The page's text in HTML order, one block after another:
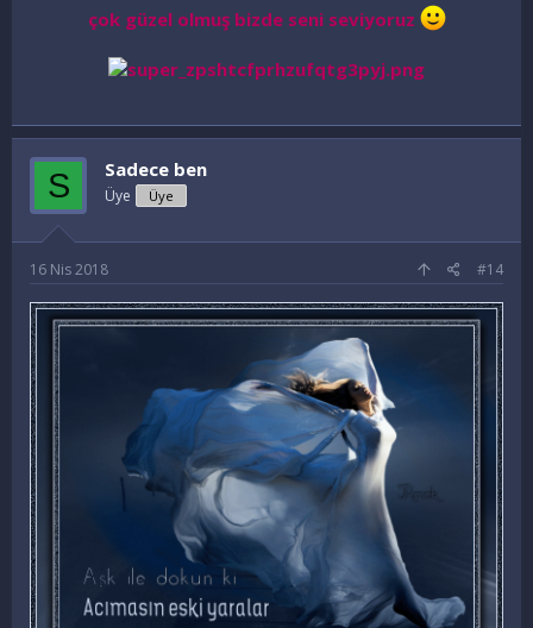
çok güzel olmuş bizde seni seviyoruz
S Sadece ben
Üye Üye
16 Nis 2018 #14